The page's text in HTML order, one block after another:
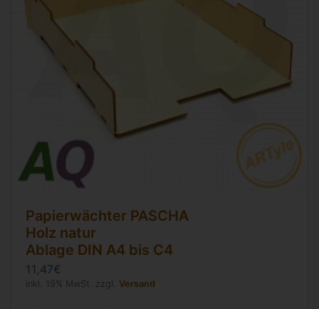
Papierwächter PASCHA
Holz natur
Ablage DIN A4 bis C4
11,47€
inkl. 19% MwSt. zzgl. Versand